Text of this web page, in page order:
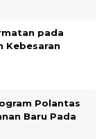
pada
Kebesaran
Polantas
Baru Pada